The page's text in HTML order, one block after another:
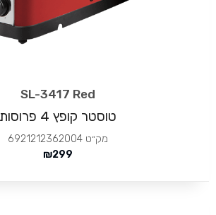
SL-3417 Red
טוסטר קופץ 4 פרוסות
מק״ט 6921212362004
299
₪